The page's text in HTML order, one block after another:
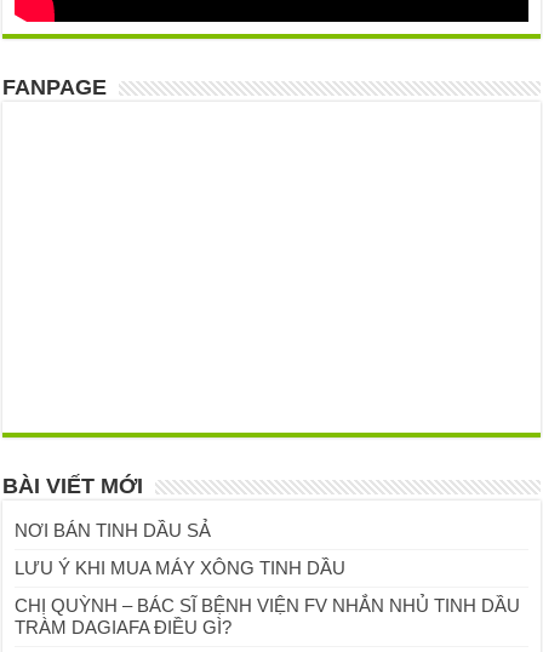
FANPAGE
BÀI VIẾT MỚI
NƠI BÁN TINH DẦU SẢ
LƯU Ý KHI MUA MÁY XÔNG TINH DẦU
CHỊ QUỲNH – BÁC SĨ BỆNH VIỆN FV NHẮN NHỦ TINH DẦU
TRÀM DAGIAFA ĐIỀU GÌ?